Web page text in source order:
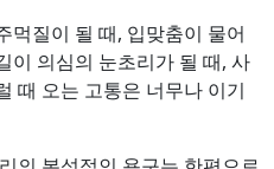
먹질이 될 때, 입맞춤이 물어
이 의심의 눈초리가 될 때, 사
때 오는 고통은 너무나 이기